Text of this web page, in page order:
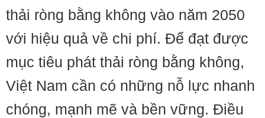
thải ròng bằng không vào năm 2050
với hiệu quả về chi phí. Để đạt được
mục tiêu phát thải ròng bằng không,
Việt Nam cần có những nỗ lực nhanh
chóng, mạnh mẽ và bền vững. Điều